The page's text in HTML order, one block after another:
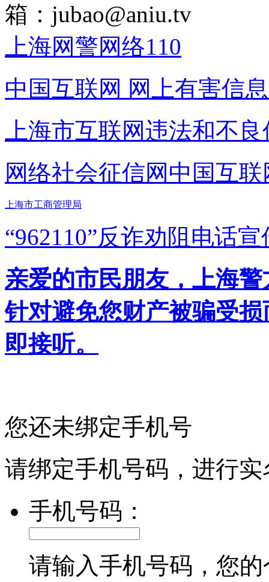
箱： jubao@aniu.tv
上海网警网络110
中国互联网 网上有害信
上海市互联网违法和不
网络社会征信网 中国互
上海市工商管理局
“962110”反诈劝阻电话宣
亲爱的市民朋友，上海
针对避免您财产被骗受
即接听。
您还未绑定手机号
请绑定手机号码，进行
手机号码：
请输入手机号码，您